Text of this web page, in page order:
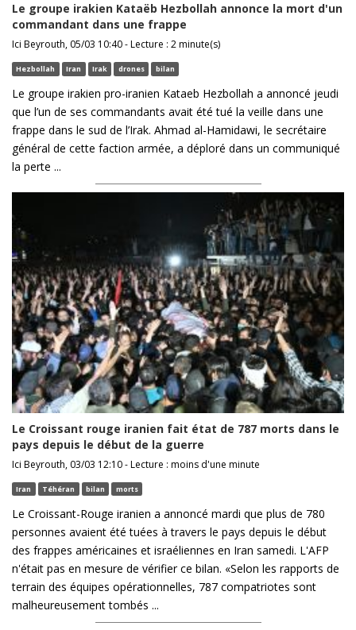
Le groupe irakien Kataëb Hezbollah annonce la mort d'un
commandant dans une frappe
Ici Beyrouth, 05/03 10:40 - Lecture : 2 minute(s)
Hezbollah Iran Irak drones bilan
Le groupe irakien pro-iranien Kataeb Hezbollah a annoncé jeudi
que l’un de ses commandants avait été tué la veille dans une
frappe dans le sud de l’Irak. Ahmad al-Hamidawi, le secrétaire
général de cette faction armée, a déploré dans un communiqué
la perte ...
Le Croissant rouge iranien fait état de 787 morts dans le
pays depuis le début de la guerre
Ici Beyrouth, 03/03 12:10 - Lecture : moins d'une minute
Iran Téhéran bilan morts
Le Croissant-Rouge iranien a annoncé mardi que plus de 780
personnes avaient été tuées à travers le pays depuis le début
des frappes américaines et israéliennes en Iran samedi. L'AFP
n'était pas en mesure de vérifier ce bilan. «Selon les rapports de
terrain des équipes opérationnelles, 787 compatriotes sont
malheureusement tombés ...